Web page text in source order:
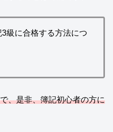
3級に合格する方法につ
、是非、簿記初心者の方に